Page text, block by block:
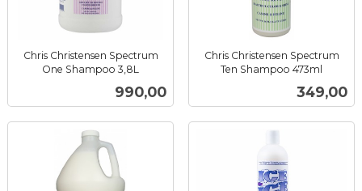
Chris Christensen Spectrum
One Shampoo 3,8L
Pris
990,00
Chris Christensen Spectrum
Ten Shampoo 473ml
Pris
349,00